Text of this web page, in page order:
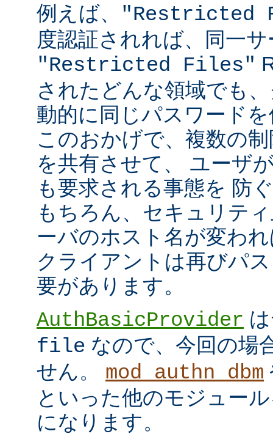
例えば、
"Restricted
度認証されれば、同一
"Restricted Files"
されたどんな領域でも
動的に同じパスワード
このおかげで、複数の
を共有させて、 ユーザ
も要求される事態を 防
もちろん、セキュリテ
ーバのホスト名が変わ
クライアントは再びパ
要があります。
AuthBasicProvider
file なので、今回の場
せん。 mod_authn_dbm
といった他のモジュー
になります。